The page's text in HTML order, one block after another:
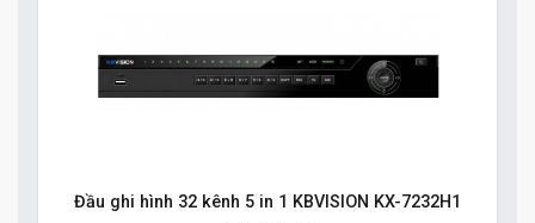
Đầu ghi hình 32 kênh 5 in 1 KBVISION KX-7232H1